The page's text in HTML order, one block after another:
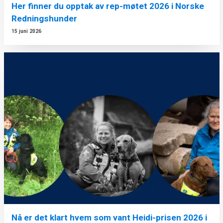
Her finner du opptak av rep-møtet 2026 i Norske
Redningshunder
15 juni 2026
Nå er det klart hvem som vant Heidi-prisen 2026 i